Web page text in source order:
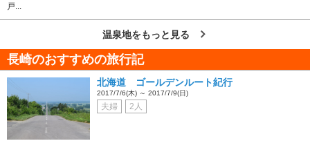
戸...
温泉地をもっと見る
長崎のおすすめの旅行記
北海道 ゴールデンルート紀行
2017/7/6(木) ～ 2017/7/9(日)
夫婦 2人